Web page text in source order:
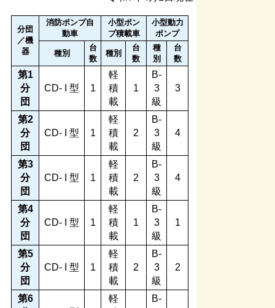
分団
／機
器
消防ポンプ自
動車
小型ポン
プ積載車
小型動力
ポンプ
種別
台
数
種別
台
数
種
別
台
数
第1
分
団
CD- I 型 1
軽
積
載
1
B-
3
級
3
第2
分
団
CD- I 型 1
軽
積
載
2
B-
3
級
4
第3
分
団
CD- I 型 1
軽
積
載
2
B-
3
級
4
第4
分
団
CD- I 型 1
軽
積
載
1
B-
3
級
1
第5
分
団
CD- I 型 1
軽
積
載
2
B-
3
級
2
第6
軽
B-